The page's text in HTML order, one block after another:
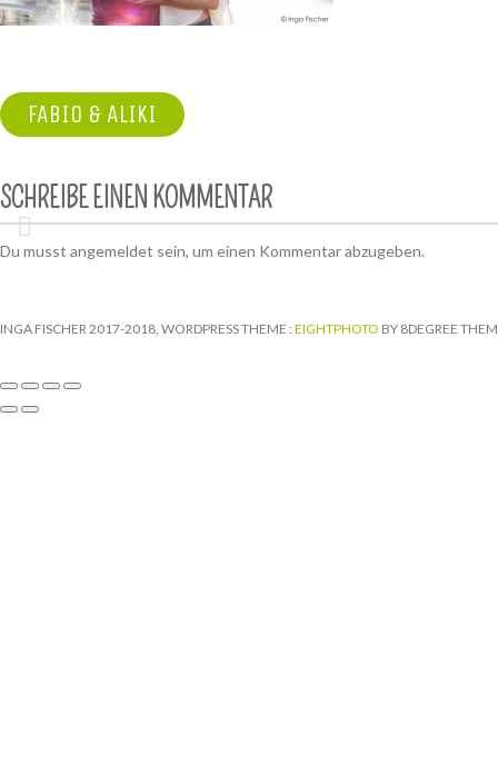
BEITRAGSNAVIGATION
FABIO & ALIKI
SCHREIBE EINEN KOMMENTAR
Du musst angemeldet sein, um einen Kommentar abzugeben.
INGA FISCHER 2017-2018, WORDPRESS THEME : EIGHTPHOTO BY 8DEGREE